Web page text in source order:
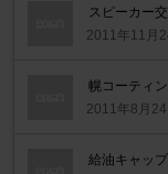
スピーカー
2011年11月
幌コーティ
2011年8月24
給油キャップ